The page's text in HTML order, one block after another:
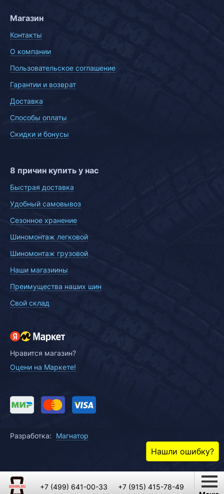
Магазин
Контакты
О компании
Пользовательское соглашение
Гарантии и возврат
Доставка
Способы оплаты
Скидки и бонусы
8 причин купить у нас
Быстрая доставка
Удобный самовывоз
Сезонное хранение
Шиномонтаж легковой
Шиномонтаж грузовой
Наши магазиины
Преимущества наших шин
Свой склад
Нравится магазин?
Оцени на Маркете!
Разработка: Магнатор
+7 (499) 641-00-33
+7 (915) 415-78-49
Нашли ошибку?